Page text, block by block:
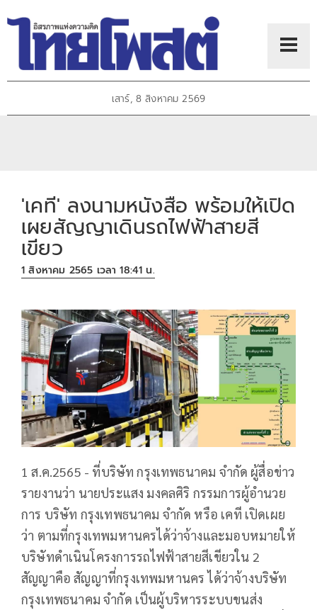
เสาร์, 8 สิงหาคม 2569
'เคที' ลงนามหนังสือ พร้อมให้เปิด
เผยสัญญาเดินรถไฟฟ้าสายสี
เขียว
1 สิงหาคม 2565 เวลา 18:41 น.
1 ส.ค.2565 - ที่บริษัท กรุงเทพธนาคม จำกัด ผู้สื่อข่าว
รายงานว่า นายประแสง มงคลศิริ กรรมการผู้อำนวย
การ บริษัท กรุงเทพธนาคม จำกัด หรือ เคที เปิดเผย
ว่า ตามที่กรุงเทพมหานครได้ว่าจ้างและมอบหมายให้
บริษัทดำเนินโครงการรถไฟฟ้าสายสีเขียวใน 2
สัญญาคือ สัญญาที่กรุงเทพมหานคร ได้ว่าจ้างบริษัท
กรุงเทพธนาคม จำกัด เป็นผู้บริหารระบบขนส่ง